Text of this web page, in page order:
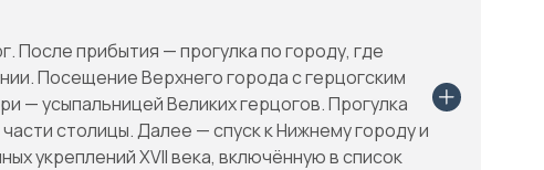
После прибытия — прогулка по городу, где
Посещение Верхнего города с герцогским
— усыпальницей Великих герцогов. Прогулка
столицы. Далее — спуск к Нижнему городу и
укреплений XVII века, включённую в список